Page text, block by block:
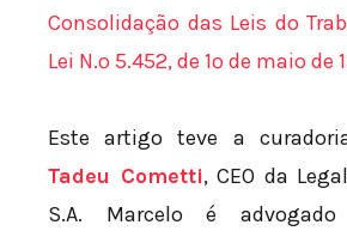
Consolidação das Leis do
Lei N.º 5.452, de 1º de maio de
Este artigo teve a
Tadeu Cometti, CEO da
S.A. Marcelo é